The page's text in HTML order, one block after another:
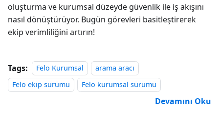
oluşturma ve kurumsal düzeyde güvenlik ile iş akışını
nasıl dönüştürüyor. Bugün görevleri basitleştirerek
ekip verimliliğini artırın!
Tags: Felo Kurumsal
arama aracı
Felo ekip sürümü
Felo kurumsal sürümü
Devamını Oku